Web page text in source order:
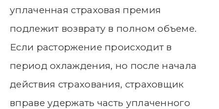
уплаченная страховая премия
подлежит возврату в полном объеме.
Если расторжение происходит в
период охлаждения, но после начала
действия страхования, страховщик
вправе удержать часть уплаченного